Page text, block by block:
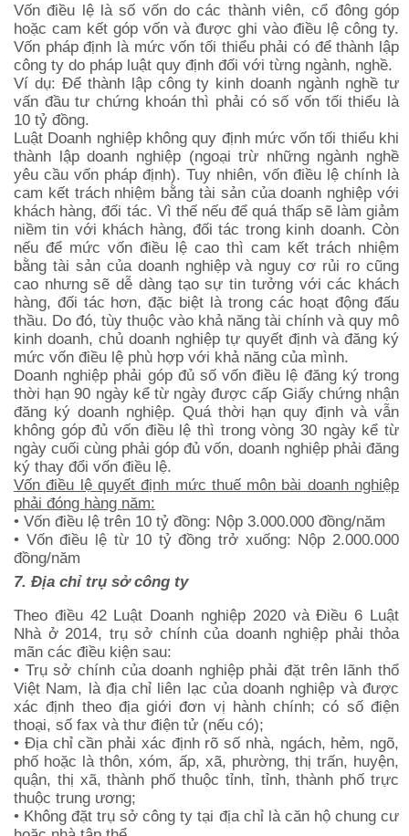
Vốn điều lệ là số vốn do các thành viên, cổ đông góp
hoặc cam kết góp vốn và được ghi vào điều lệ công ty.
Vốn pháp định là mức vốn tối thiểu phải có để thành lập
công ty do pháp luật quy định đối với từng ngành, nghề.
Ví dụ: Để thành lập công ty kinh doanh ngành nghề tư
vấn đầu tư chứng khoán thì phải có số vốn tối thiểu là
10 tỷ đồng.
Luật Doanh nghiệp không quy định mức vốn tối thiểu khi
thành lập doanh nghiệp (ngoại trừ những ngành nghề
yêu cầu vốn pháp định). Tuy nhiên, vốn điều lệ chính là
cam kết trách nhiệm bằng tài sản của doanh nghiệp với
khách hàng, đối tác. Vì thế nếu để quá thấp sẽ làm giảm
niềm tin với khách hàng, đối tác trong kinh doanh. Còn
nếu để mức vốn điều lệ cao thì cam kết trách nhiệm
bằng tài sản của doanh nghiệp và nguy cơ rủi ro cũng
cao nhưng sẽ dễ dàng tạo sự tin tưởng với các khách
hàng, đối tác hơn, đặc biệt là trong các hoạt động đấu
thầu. Do đó, tùy thuộc vào khả năng tài chính và quy mô
kinh doanh, chủ doanh nghiệp tự quyết định và đăng ký
mức vốn điều lệ phù hợp với khả năng của mình.
Doanh nghiệp phải góp đủ số vốn điều lệ đăng ký trong
thời hạn 90 ngày kể từ ngày được cấp Giấy chứng nhận
đăng ký doanh nghiệp. Quá thời hạn quy định và vẫn
không góp đủ vốn điều lệ thì trong vòng 30 ngày kể từ
ngày cuối cùng phải góp đủ vốn, doanh nghiệp phải đăng
ký thay đổi vốn điều lệ.
Vốn điều lệ quyết định mức thuế môn bài doanh nghiệp
phải đóng hàng năm:
• Vốn điều lệ trên 10 tỷ đồng: Nộp 3.000.000 đồng/năm
• Vốn điều lệ từ 10 tỷ đồng trở xuống: Nộp 2.000.000
đồng/năm
7. Địa chỉ trụ sở công ty
Theo điều 42 Luật Doanh nghiệp 2020 và Điều 6 Luật
Nhà ở 2014, trụ sở chính của doanh nghiệp phải thỏa
mãn các điều kiện sau:
• Trụ sở chính của doanh nghiệp phải đặt trên lãnh thổ
Việt Nam, là địa chỉ liên lạc của doanh nghiệp và được
xác định theo địa giới đơn vị hành chính; có số điện
thoại, số fax và thư điện tử (nếu có);
• Địa chỉ cần phải xác định rõ số nhà, ngách, hẻm, ngõ,
phố hoặc là thôn, xóm, ấp, xã, phường, thị trấn, huyện,
quận, thị xã, thành phố thuộc tỉnh, tỉnh, thành phố trực
thuộc trung ương;
• Không đặt trụ sở công ty tại địa chỉ là căn hộ chung cư